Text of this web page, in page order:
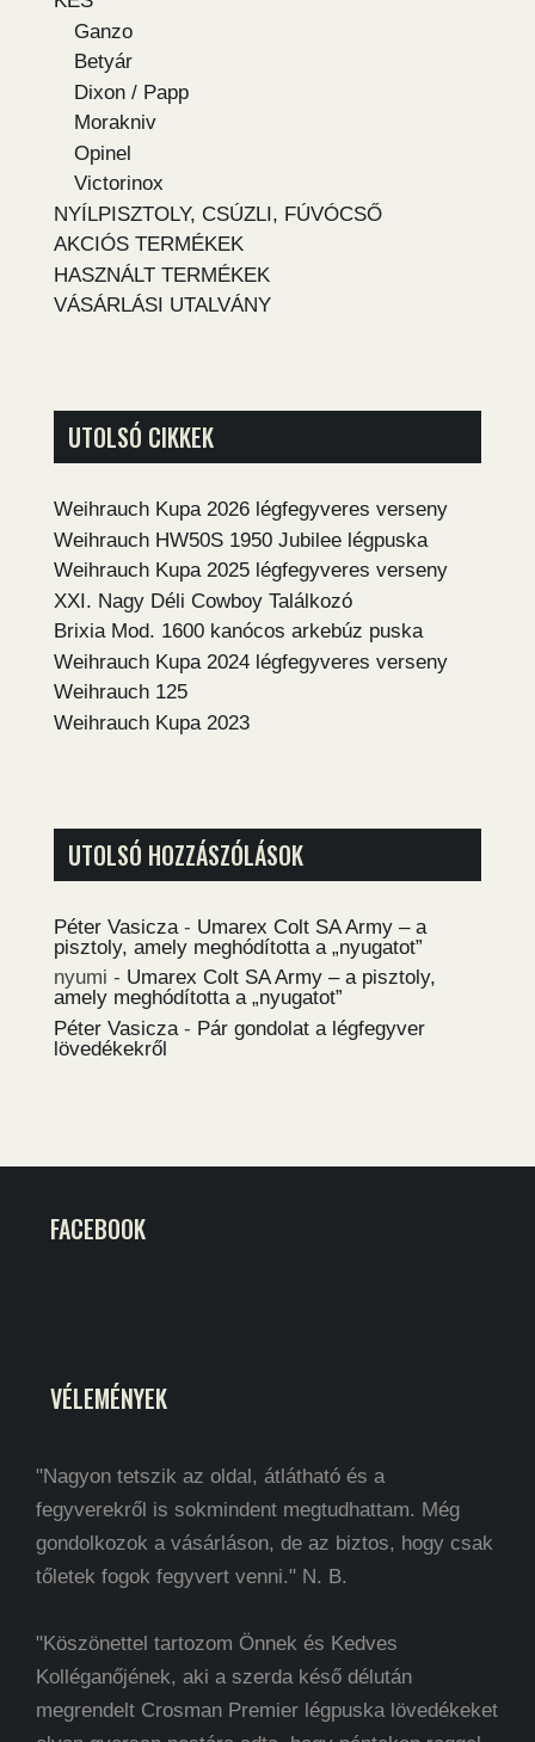
Ganzo
Betyár
Dixon / Papp
Morakniv
Opinel
Victorinox
NYÍLPISZTOLY, CSÚZLI, FÚVÓCSŐ
AKCIÓS TERMÉKEK
HASZNÁLT TERMÉKEK
VÁSÁRLÁSI UTALVÁNY
UTOLSÓ CIKKEK
Weihrauch Kupa 2026 légfegyveres verseny
Weihrauch HW50S 1950 Jubilee légpuska
Weihrauch Kupa 2025 légfegyveres verseny
XXI. Nagy Déli Cowboy Találkozó
Brixia Mod. 1600 kanócos arkebúz puska
Weihrauch Kupa 2024 légfegyveres verseny
Weihrauch 125
Weihrauch Kupa 2023
UTOLSÓ HOZZÁSZÓLÁSOK
Péter Vasicza - Umarex Colt SA Army – a
pisztoly, amely meghódította a „nyugatot”
nyumi - Umarex Colt SA Army – a pisztoly,
amely meghódította a „nyugatot”
Péter Vasicza - Pár gondolat a légfegyver
lövedékekről
FACEBOOK
VÉLEMÉNYEK
"Nagyon tetszik az oldal, átlátható és a
fegyverekről is sokmindent megtudhattam. Még
gondolkozok a vásárláson, de az biztos, hogy csak
tőletek fogok fegyvert venni." N. B.
"Köszönettel tartozom Önnek és Kedves
Kolléganőjének, aki a szerda késő délután
megrendelt Crosman Premier légpuska lövedékeket